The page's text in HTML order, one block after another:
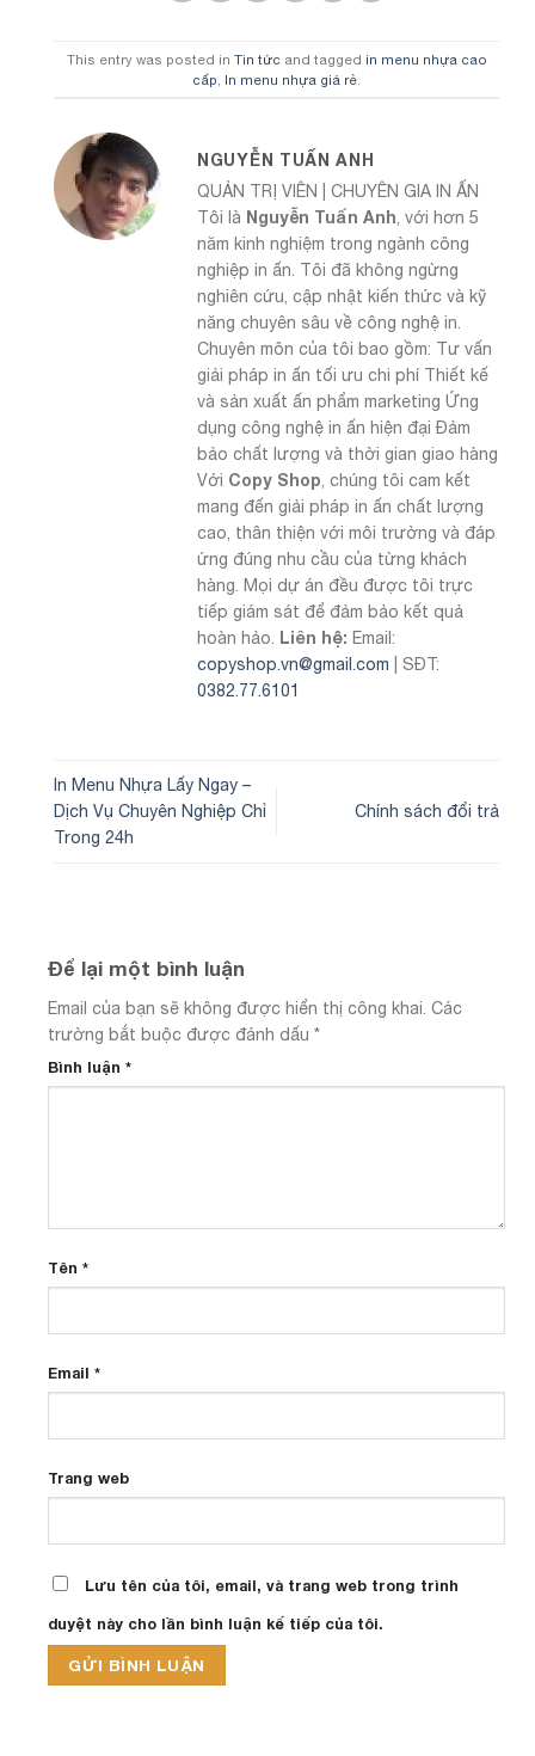
This entry was posted in Tin tức and tagged in menu nhựa cao
cấp
In menu nhựa giá rẻ
NGUYỄN TUẤN ANH
QUẢN TRỊ VIÊN | CHUYÊN GIA IN ẤN
Tôi là Nguyễn Tuấn Anh, với hơn 5
năm kinh nghiệm trong ngành công
nghiệp in ấn. Tôi đã không ngừng
nghiên cứu, cập nhật kiến thức và kỹ
năng chuyên sâu về công nghệ in.
Chuyên môn của tôi bao gồm: Tư vấn
giải pháp in ấn tối ưu chi phí Thiết kế
và sản xuất ấn phẩm marketing Ứng
dụng công nghệ in ấn hiện đại Đảm
bảo chất lượng và thời gian giao hàng
Với Copy Shop, chúng tôi cam kết
mang đến giải pháp in ấn chất lượng
cao, thân thiện với môi trường và đáp
ứng đúng nhu cầu của từng khách
hàng. Mọi dự án đều được tôi trực
tiếp giám sát để đảm bảo kết quả
hoàn hảo. Liên hệ: Email:
copyshop.vn@gmail.com | SĐT:
0382.77.6101
In Menu Nhựa Lấy Ngay –
Dịch Vụ Chuyên Nghiệp Chỉ
Trong 24h
Chính sách đổi trả
Để lại một bình luận
Email của bạn sẽ không được hiển thị công khai. Các
trường bắt buộc được đánh dấu *
Bình luận *
Tên *
Email *
Trang web
Lưu tên của tôi, email, và trang web trong trình
duyệt này cho lần bình luận kế tiếp của tôi.